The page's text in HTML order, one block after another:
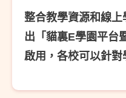
整合教學資源和線
出「貓裏E學園平台
啟用，各校可以針